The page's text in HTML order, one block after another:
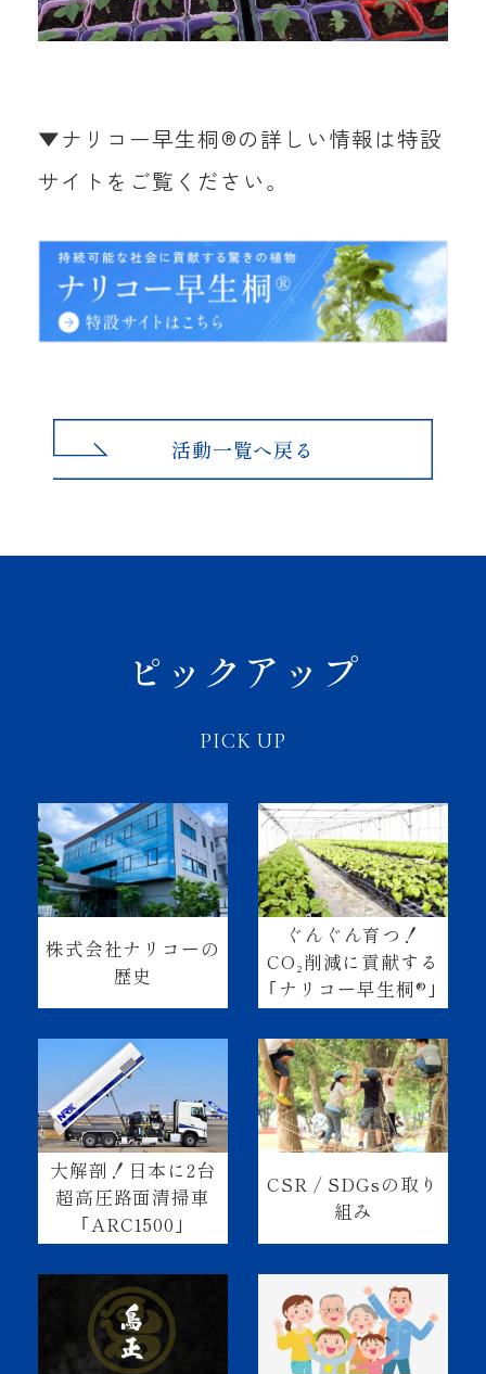
▼ナリコー早生桐®の詳しい情報は特設
サイトをご覧ください。
活動一覧へ戻る
ピックアップ
PICK UP
株式会社ナリコーの
歴史
ぐんぐん育つ！
CO₂削減に貢献する
｢ナリコー早生桐®｣
大解剖！日本に2台
超高圧路面清掃車
｢ARC1500｣
CSR / SDGsの取り
組み